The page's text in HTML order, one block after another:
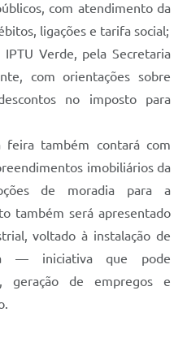
com atendimento da
ligações e tarifa social;
Verde, pela Secretaria
com orientações sobre
no imposto para
também contará com
imobiliários da
de moradia para a
também será apresentado
voltado à instalação de
— iniciativa que pode
geração de empregos e